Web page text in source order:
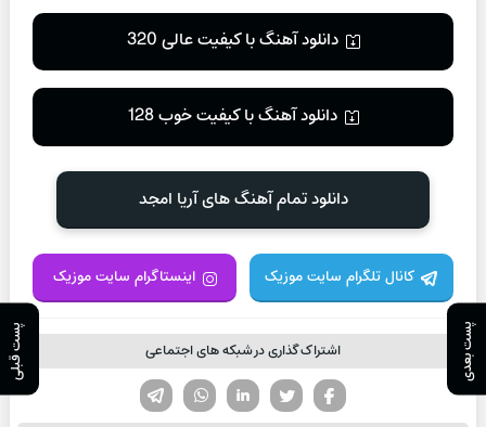
پست بعدی پست قبلی
دانلود آهنگ با کیفیت عالی 320
دانلود آهنگ با کیفیت خوب 128
دانلود تمام آهنگ های آریا امجد
کانال تلگرام سایت موزیک اینستاگرام سایت موزیک
اشتراک گذاری در شبکه های اجتماعی
لینکدین تویتر
فیسوک